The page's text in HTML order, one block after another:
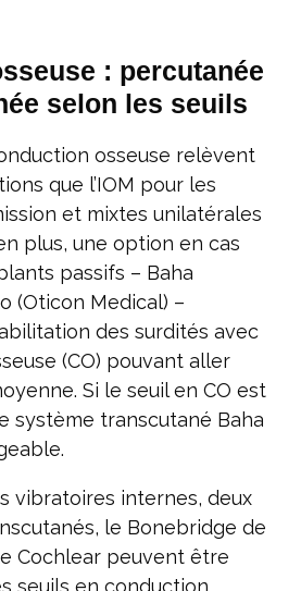
: percutanée
selon les seuils
osseuse relèvent
que l’IOM pour les
et mixtes unilatérales
plus, une option en cas
passifs – Baha
(Oticon Medical) –
des surdités avec
(CO) pouvant aller
Si le seuil en CO est
système transcutané Baha
vibratoires internes, deux
le Bonebridge de
Cochlear peuvent être
seuils en conduction